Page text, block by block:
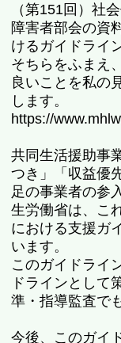
（第151回）社
障害者部会の資
けるガイドライ
そちらをふまえ
良いことを私の
します。
https://
共同生活援助事
つき」「収益優
足の事業者の参
生労働省は、こ
における支援ガ
います。
このガイドライ
ドラインとして
準・指導監査で
今後、このガイ